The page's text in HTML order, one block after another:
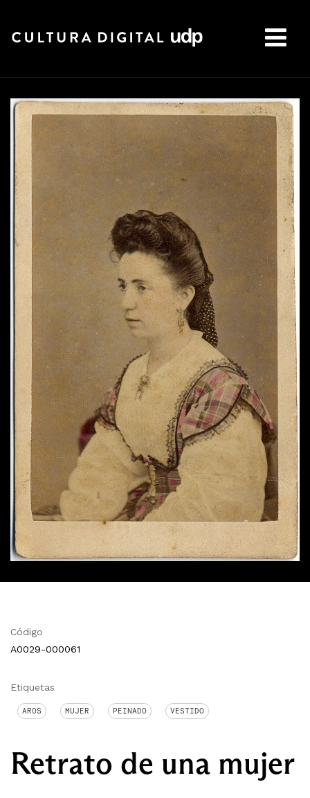
Código
A0029-000061
Etiquetas
AROS MUJER PEINADO VESTIDO
Retrato de una mujer